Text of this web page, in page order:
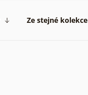
Ze stejné kolekce